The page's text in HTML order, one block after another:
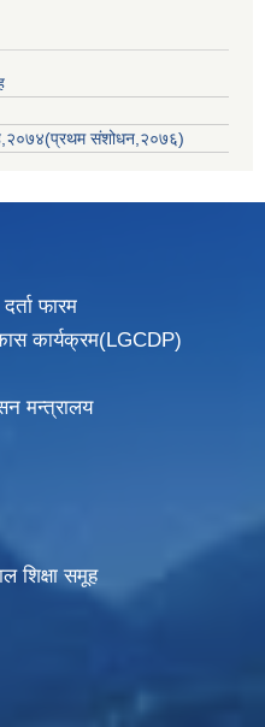
संशोधन,२०७६)
फारम
कार्यक्रम(LGCDP)
मन्त्रालय
शिक्षा समूह